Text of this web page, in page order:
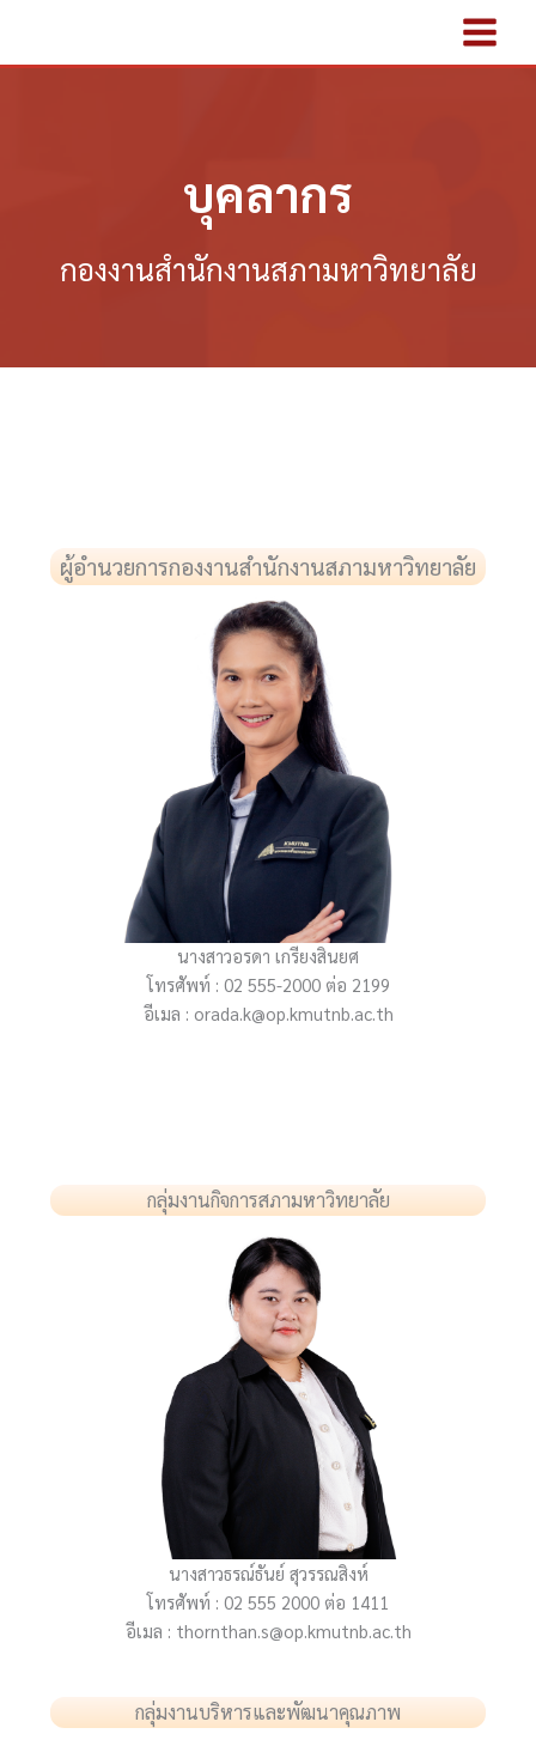
content
บุคลากร
กองงานสำนักงานสภามหาวิทยาลัย
ผู้อำนวยการกองงานสำนักงานสภามหาวิทยาลัย​
นางสาวอรดา เกรียงสินยศ
โทรศัพท์ : 02 555-2000 ต่อ 2199
อีเมล : orada.k@op.kmutnb.ac.th​
กลุ่มงานกิจการสภามหาวิทยาลัย
นางสาวธรณ์ธันย์ สุวรรณสิงห์
โทรศัพท์ : 02 555 2000 ต่อ 1411
อีเมล : thornthan.s@op.kmutnb.ac.th
กลุ่มงานบริหารและพัฒนาคุณภาพ